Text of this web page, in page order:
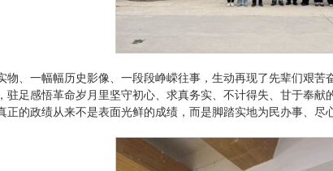
物、一幅幅历史影像、一段段峥嵘往事，生动再现了先辈们艰
驻足感悟革命岁月里坚守初心、求真务实、不计得失、甘于奉
正的政绩从来不是表面光鲜的成绩，而是脚踏实地为民办事、尽